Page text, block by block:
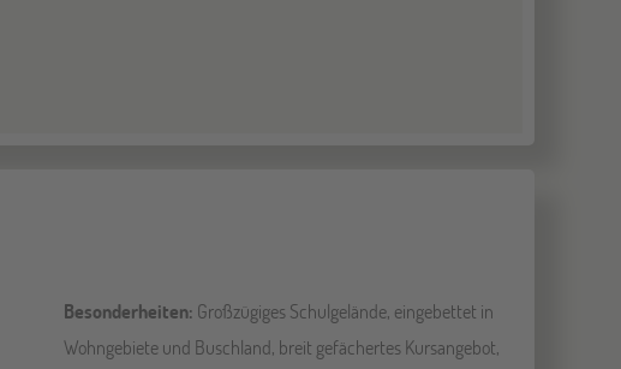
Besonderheiten: Großzügiges Schulgelände, eingebettet in
Wohngebiete und Buschland, breit gefächertes Kursangebot,